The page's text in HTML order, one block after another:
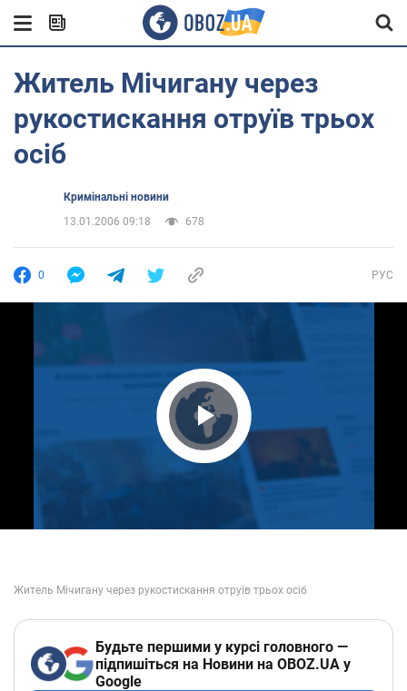
Житель Мічигану через
рукостискання отруїв трьох
осіб
Кримінальні новини
13.01.2006 09:18
678
0 РУС
Play Video
Будьте першими у курсі головного —
підпишіться на Новини на OBOZ.UA у
Google